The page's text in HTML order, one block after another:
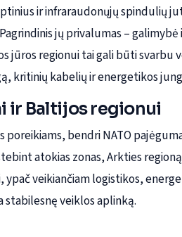
ir infraraudonųjų spindulių
jų privalumas –
jūros regionui tai gali būti svarbu
kritinių kabelių ir energetikos
ir Baltijos regionui
bendri NATO
atokias zonas, Arkties
veikiančiam logistikos,
stabilesnę veiklos aplinką.